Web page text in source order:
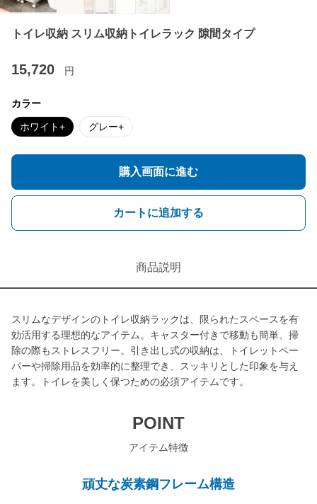
トイレ収納 スリム収納トイレラック 隙間タイプ
15,720 円
カラー
ホワイト+ グレー+
購入画面に進む
カートに追加する
商品説明
スリムなデザインのトイレ収納ラックは、限られたスペースを有
効活用する理想的なアイテム。キャスター付きで移動も簡単、掃
除の際もストレスフリー。引き出し式の収納は、トイレットペー
パーや掃除用品を効率的に整理でき、スッキリとした印象を与え
ます。トイレを美しく保つための必須アイテムです。
POINT
アイテム特徴
頑丈な炭素鋼フレーム構造